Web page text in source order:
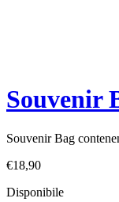
Souvenir
Souvenir Bag
€18,90
Disponibile